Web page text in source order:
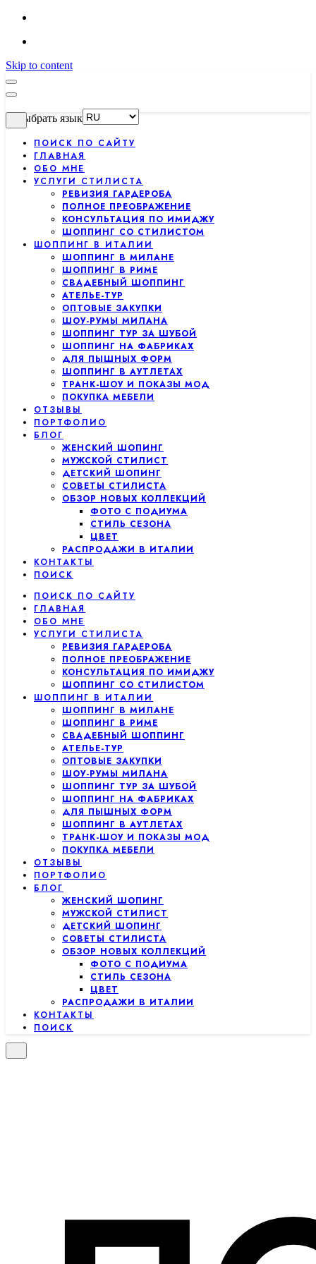
Skip to content
Выбрать язык
ПОИСК ПО САЙТУ
ГЛАВНАЯ
ОБО МНЕ
УСЛУГИ СТИЛИСТА
РЕВИЗИЯ ГАРДЕРОБА
ПОЛНОЕ ПРЕОБРАЖЕНИЕ
КОНСУЛЬТАЦИЯ ПО ИМИДЖУ
ШОППИНГ СО СТИЛИСТОМ
ШОППИНГ В ИТАЛИИ
ШОППИНГ В МИЛАНЕ
ШОППИНГ В РИМЕ
СВАДЕБНЫЙ ШОППИНГ
АТЕЛЬЕ-ТУР
ОПТОВЫЕ ЗАКУПКИ
ШОУ-РУМЫ МИЛАНА
ШОППИНГ ТУР ЗА ШУБОЙ
ШОППИНГ НА ФАБРИКАХ
ДЛЯ ПЫШНЫХ ФОРМ
ШОППИНГ В АУТЛЕТАХ
ТРАНК-ШОУ И ПОКАЗЫ МОД
ПОКУПКА МЕБЕЛИ
ОТЗЫВЫ
ПОРТФОЛИО
БЛОГ
ЖЕНСКИЙ ШОПИНГ
МУЖСКОЙ СТИЛИСТ
ДЕТСКИЙ ШОПИНГ
СОВЕТЫ СТИЛИСТА
ОБЗОР НОВЫХ КОЛЛЕКЦИЙ
ФОТО С ПОДИУМА
СТИЛЬ СЕЗОНА
ЦВЕТ
РАСПРОДАЖИ В ИТАЛИИ
КОНТАКТЫ
ПОИСК
ПОИСК ПО САЙТУ
ГЛАВНАЯ
ОБО МНЕ
УСЛУГИ СТИЛИСТА
РЕВИЗИЯ ГАРДЕРОБА
ПОЛНОЕ ПРЕОБРАЖЕНИЕ
КОНСУЛЬТАЦИЯ ПО ИМИДЖУ
ШОППИНГ СО СТИЛИСТОМ
ШОППИНГ В ИТАЛИИ
ШОППИНГ В МИЛАНЕ
ШОППИНГ В РИМЕ
СВАДЕБНЫЙ ШОППИНГ
АТЕЛЬЕ-ТУР
ОПТОВЫЕ ЗАКУПКИ
ШОУ-РУМЫ МИЛАНА
ШОППИНГ ТУР ЗА ШУБОЙ
ШОППИНГ НА ФАБРИКАХ
ДЛЯ ПЫШНЫХ ФОРМ
ШОППИНГ В АУТЛЕТАХ
ТРАНК-ШОУ И ПОКАЗЫ МОД
ПОКУПКА МЕБЕЛИ
ОТЗЫВЫ
ПОРТФОЛИО
БЛОГ
ЖЕНСКИЙ ШОПИНГ
МУЖСКОЙ СТИЛИСТ
ДЕТСКИЙ ШОПИНГ
СОВЕТЫ СТИЛИСТА
ОБЗОР НОВЫХ КОЛЛЕКЦИЙ
ФОТО С ПОДИУМА
СТИЛЬ СЕЗОНА
ЦВЕТ
РАСПРОДАЖИ В ИТАЛИИ
КОНТАКТЫ
ПОИСК